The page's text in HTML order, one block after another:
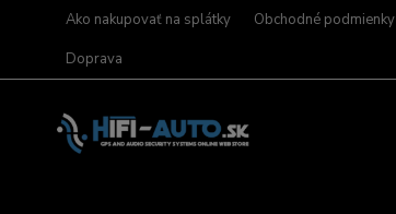
Ako nakupovať na splátky Obchodné podmienky
Doprava